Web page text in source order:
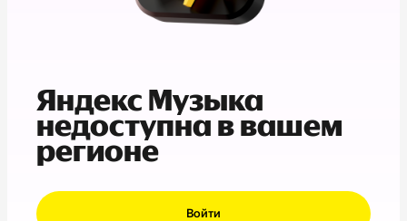
Яндекс Музыка
недоступна в вашем
регионе
Войти